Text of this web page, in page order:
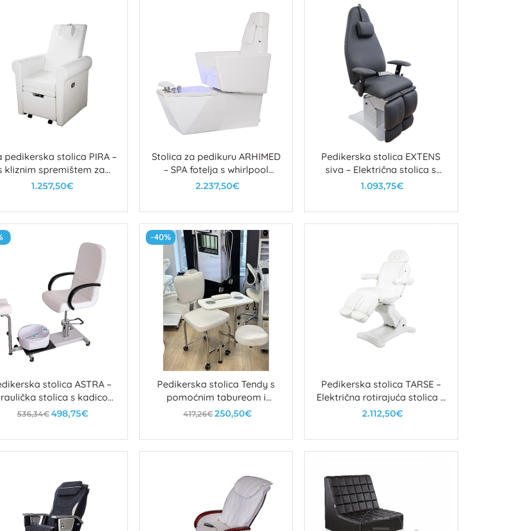
pedikerska stolica PIRA –
kliznim spremištem za
i podesivim osloncem
1.257,50€
U košaricu
Stolica za pedikuru ARHIMED
– SPA fotelja s whirlpool
kadom, LED rasvjetom
2.237,50€
U košaricu
Pedikerska stolica EXTENS
siva – Električna stolica s
motorom i plinskim
1.093,75€
U košaricu
stolica ASTRA –
stolica s kadicom
i podesivim osloncem za
536,34€ 498,75€
-40%
Pedikerska stolica Tendy s
pomoćnim tabureom i
ladicama
417,26€250,50€
Pedikerska stolica TARSE –
Električna rotirajuća stolica s
3 motora
2.112,50€